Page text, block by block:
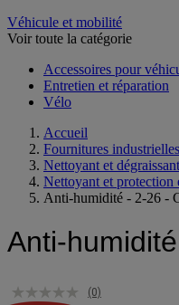
Véhicule et mobilité
Voir toute la catégorie
Accessoires pour
Entretien et réparation
Vélo
Accueil
Fournitures
Nettoyant et dégraissant
Nettoyant et protection
Anti-humidité - 2-26 -
Anti-
(0)